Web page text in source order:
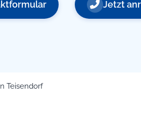
Jetzt
Teisendorf